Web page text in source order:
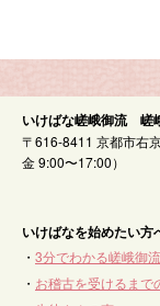
いけばな嵯峨御流 嵯
〒616-8411 京都市右
金 9:00〜17:00）
いけばなを始めたい方
・ 3分でわかる嵯峨御流
・ お稽古を受けるまで